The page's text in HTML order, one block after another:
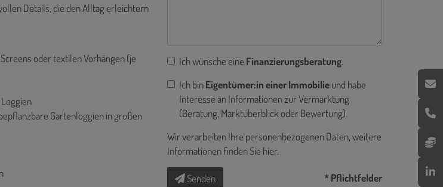
Details, die den Alltag erleichtern
oder textilen Vorhängen (je
Gartenloggien in großen
Ich wünsche eine Finanzierungsberatung.
Ich binEigentümer:in einer Immobilieund habe
Interesse an Informationen zur Vermarktung
(Beratung, Marktüberblick oder Bewertung).
Wir verarbeiten Ihre personenbezogenen Daten, weitere
Informationen finden Sie hier.
Senden * Pflichtfelder